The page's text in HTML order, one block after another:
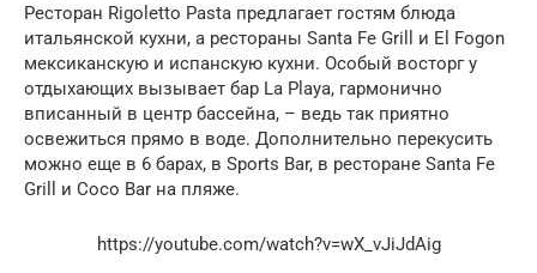
Ресторан Rigoletto Pasta предлагает гостям блюда
итальянской кухни, а рестораны Santa Fe Grill и El Fogon
мексиканскую и испанскую кухни. Особый восторг у
отдыхающих вызывает бар La Playa, гармонично
вписанный в центр бассейна, – ведь так приятно
освежиться прямо в воде. Дополнительно перекусить
можно еще в 6 барах, в Sports Bar, в ресторане Santa Fe
Grill и Сосо Bar на пляже.
https://youtube.com/watch?v=wX_vJiJdAig